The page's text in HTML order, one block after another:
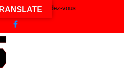
97 Sur rendez-vous